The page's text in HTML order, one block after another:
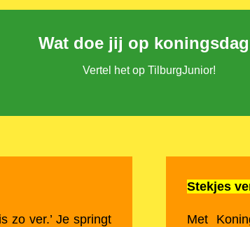
Wat doe jij op
Vertel het op TilburgJunior!
zo ver.’ Je springt
Stekjes
Met